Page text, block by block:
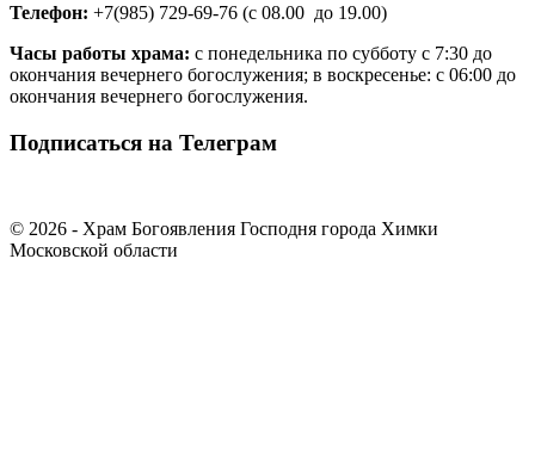
Телефон: +7(985) 729-69-76 (с 08.00 до 19.00)
Часы работы храма: с понедельника по субботу с 7:30 до
окончания вечернего богослужения; в воскресенье: с 06:00 до
окончания вечернего богослужения.
Подписаться на Телеграм
© 2026 - Храм Богоявления Господня города Химки
Московской области